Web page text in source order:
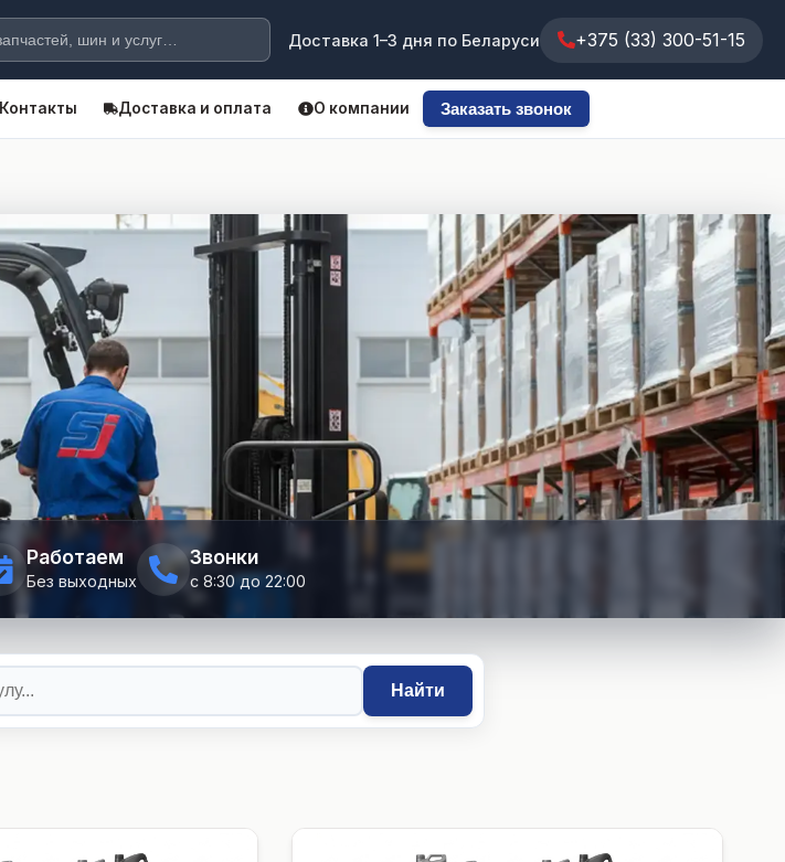
Доставка 1–3 дня по Беларуси +375 (33) 300-51-15
Контакты Доставка и оплата О компании Заказать звонок
Работаем
Без выходных
Звонки
с 8:30 до 22:00
Найти